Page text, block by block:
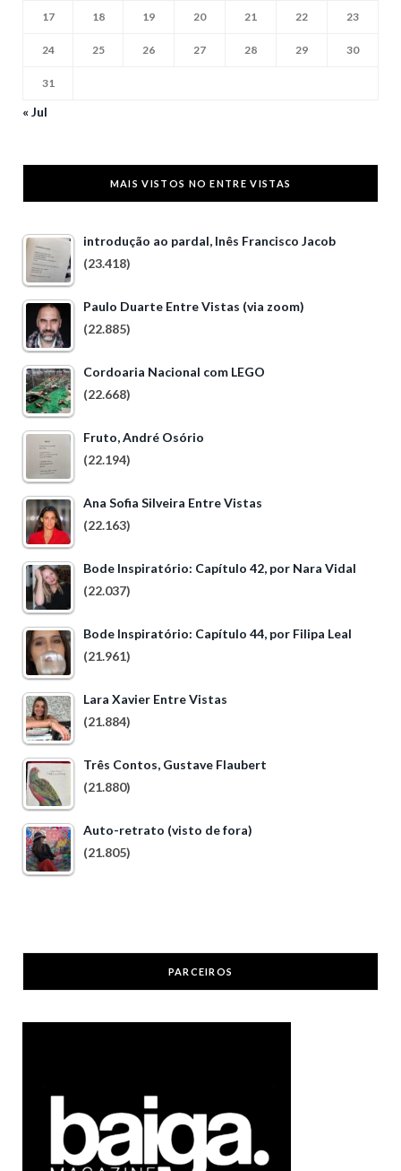
17 18 19 20 21 22 23
24 25 26 27 28 29 30
31
« Jul
MAIS VISTOS NO ENTRE VISTAS
introdução ao pardal, Inês Francisco Jacob
(23.418)
Paulo Duarte Entre Vistas (via zoom)
(22.885)
Cordoaria Nacional com LEGO
(22.668)
Fruto, André Osório
(22.194)
Ana Sofia Silveira Entre Vistas
(22.163)
Bode Inspiratório: Capítulo 42, por Nara Vidal
(22.037)
Bode Inspiratório: Capítulo 44, por Filipa Leal
(21.961)
Lara Xavier Entre Vistas
(21.884)
Três Contos, Gustave Flaubert
(21.880)
Auto-retrato (visto de fora)
(21.805)
PARCEIROS